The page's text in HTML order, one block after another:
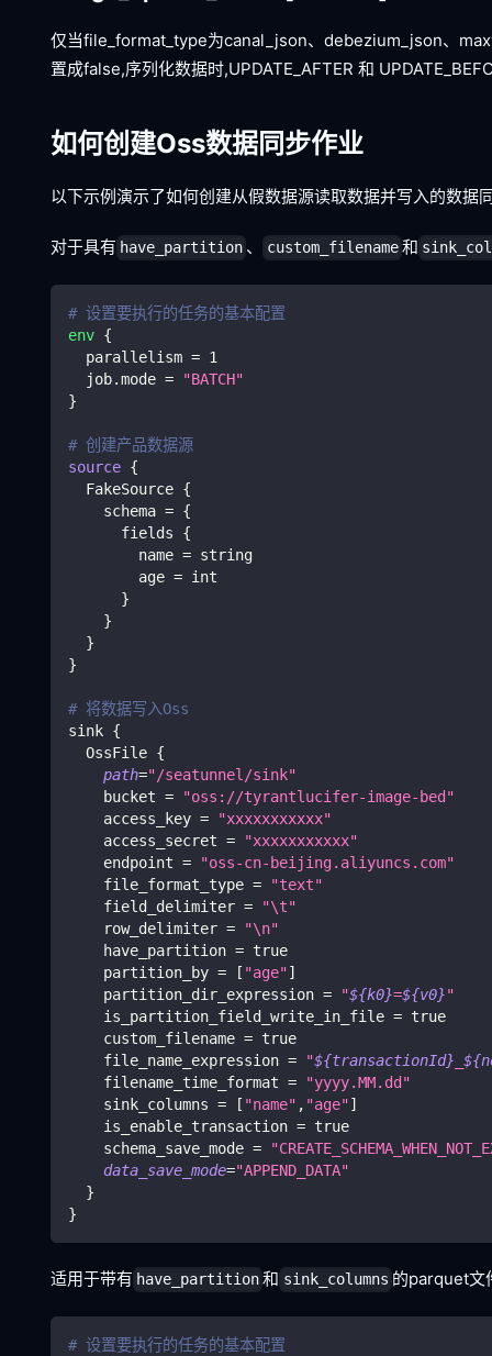
仅当file_format_type为canal_json、debezium_json、
置成false,序列化数据时,UPDATE_AFTER 和
如何创建Oss数据同步作业
以下示例演示了如何创建从假数据源读取数据并写入的数据
对于具有 have_partition 、 custom_filename 和
# 设置要执行的任务的基本配置
env {
  parallelism
= 1
  job.mode
=
"BATCH"
}
# 创建产品数据源
source {
  FakeSource
{
    schema
= {
      fields
{
        name
= string
        age
= int
}
}
}
}
# 将数据写入Oss
sink {
  OssFile
{
path="/seatunnel/sink"
    bucket
=
"oss://tyrantlucifer-image-bed"
    access_key
=
"xxxxxxxxxxx"
    access_secret
=
"xxxxxxxxxxx"
    endpoint
=
"oss-cn-beijing.aliyuncs.com"
    file_format_type
=
"text"
    field_delimiter
= "\t"
    row_delimiter
= "\n"
    have_partition
= true
    partition_by
= [ "age"]
    partition_dir_expression
= "${k0}=${v0}"
    is_partition_field_write_in_file
= true
    custom_filename
= true
    file_name_expression
= "${transactionId}
    filename_time_format
=
"yyyy.MM.dd"
    sink_columns
= [ "name" , "age"]
    is_enable_transaction
= true
    schema_save_mode
=
data_save_mode="APPEND_DATA"
}
}
适用于带有 have_partition 和 sink_columns 的parquet文
# 设置要执行的任务的基本配置